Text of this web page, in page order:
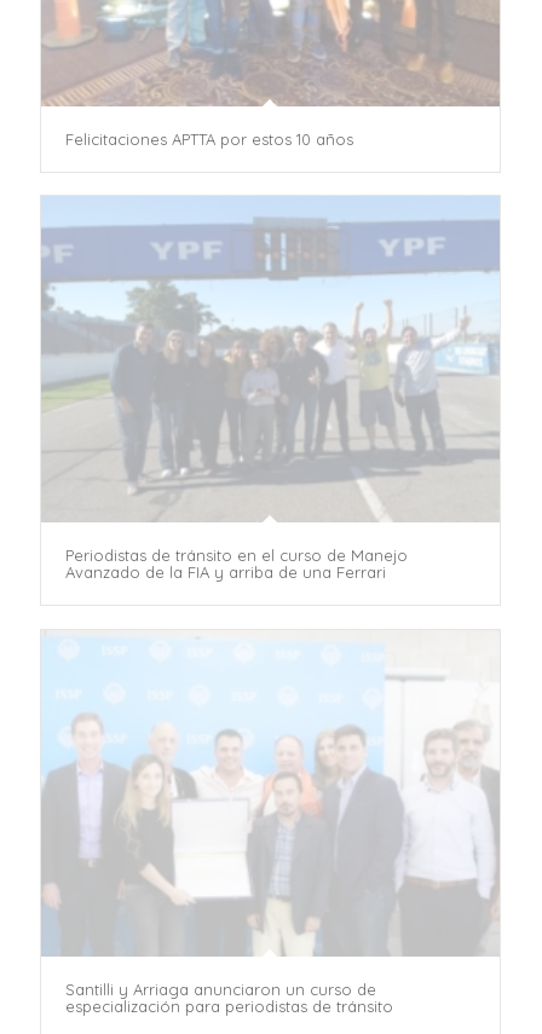
Felicitaciones APTTA por estos 10 años
Periodistas de tránsito en el curso de Manejo
Avanzado de la FIA y arriba de una Ferrari
Santilli y Arriaga anunciaron un curso de
especialización para periodistas de tránsito